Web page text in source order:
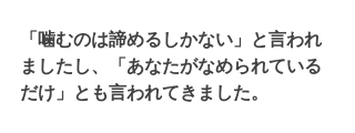
「噛むのは諦めるしかない」と言われ
ましたし、「あなたがなめられている
だけ」とも言われてきました。